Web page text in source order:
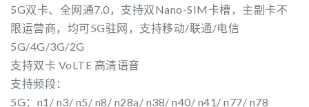
5G双卡、全网通7.0，支持双Nano-SIM卡槽，主副卡不
限运营商，均可5G驻网，支持移动/联通/电信
5G/4G/3G/2G
支持双卡 VoLTE 高清语音
支持频段：
5G：n1/ n3/ n5/ n8/ n28a/ n38/ n40/ n41/ n77/ n78